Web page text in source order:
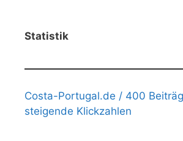
Statistik
Costa-Portugal.de / 400
steigende Klickzahlen